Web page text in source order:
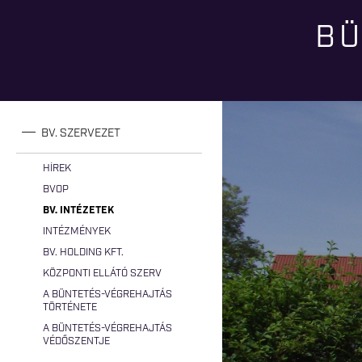
BV. SZERVEZET
HÍREK
BVOP
BV. INTÉZETEK
INTÉZMÉNYEK
BV. HOLDING KFT.
KÖZPONTI ELLÁTÓ SZERV
A BÜNTETÉS-VÉGREHAJTÁS
TÖRTÉNETE
A BÜNTETÉS-VÉGREHAJTÁS
VÉDŐSZENTJE